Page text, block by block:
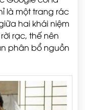
là một trang rác
hai khái niệm
rạc, thế nên
phân bổ nguồn